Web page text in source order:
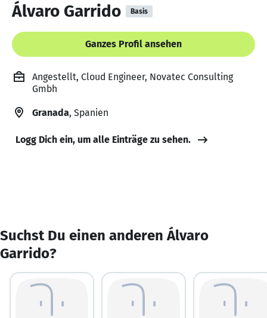
Álvaro Garrido Basis
Ganzes Profil ansehen
Angestellt, Cloud Engineer, Novatec Consulting
Gmbh
Granada, Spanien
Logg Dich ein, um alle Einträge zu sehen.
Suchst Du einen anderen Álvaro
Garrido?